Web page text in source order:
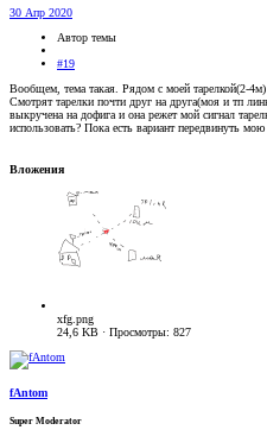
30 Апр 2020
Автор темы
#19
Вообщем, тема такая. Рядом с моей тарелкой(2-
Смотрят тарелки почти друг на друга(моя и тп
выкручена на дофига и она режет мой сигнал
использовать? Пока есть вариант передвинуть мою
Вложения
xfg.png
24,6 KB · Просмотры: 827
fAntom
Super Moderator